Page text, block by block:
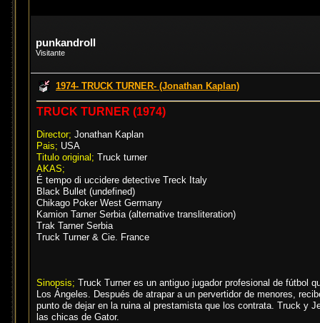
punkandroll
Visitante
1974- TRUCK TURNER- (Jonathan Kaplan)
TRUCK TURNER (1974)
Director; Jonathan Kaplan
Pais; USA
Titulo original; Truck turner
AKAS;
É tempo di uccidere detective Treck Italy
Black Bullet (undefined)
Chikago Poker West Germany
Kamion Tarner Serbia (alternative transliteration)
Trak Tarner Serbia
Truck Turner & Cie. France
Sinopsis; Truck Turner es un antiguo jugador profesional de fútbol
Los Ángeles. Después de atrapar a un pervertidor de menores,
punto de dejar en la ruina al prestamista que los contrata. Truck y
las chicas de Gator.